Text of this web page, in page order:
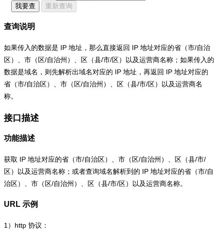
我要查
重新查询
查询说明
如果传入的数据是 IP 地址，那么直接返回 IP 地址对应的省（市/自治
区）、市（区/自治州）、区（县/市/区）以及运营商名称；如果传入的
数据是域名，则先解析出域名对应的 IP 地址，再返回 IP 地址对应的
省（市/自治区）、市（区/自治州）、区（县/市/区）以及运营商名
称。
接口描述
功能描述
获取 IP 地址对应的省（市/自治区）、市（区/自治州）、区（县/市/
区）以及运营商名称；或者查询域名解析到的 IP 地址对应的省（市/自
治区）、市（区/自治州）、区（县/市/区）以及运营商名称。
URL 示例
1） http 协议：